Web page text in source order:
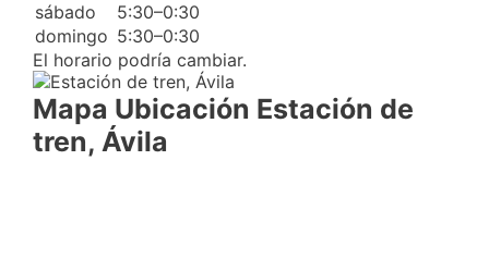
sábado
5:30–0:30
domingo 5:30–0:30
El horario podría cambiar.
Mapa Ubicación Estación de
tren, Ávila